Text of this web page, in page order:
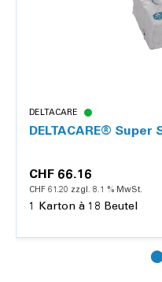
DELTACARE
DELTACARE® Super
CHF 66.16
CHF 61.20 zzgl. 8.1 % MwSt.
1 Karton à 18 Beutel